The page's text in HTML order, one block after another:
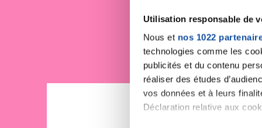
Utilisation responsable de
Nous et nos 1022
technologies comme les
publicités et du contenu
réaliser des études
vos données et à leurs
Déclaration relative aux
Je